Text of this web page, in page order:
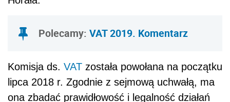
Polecamy: VAT 2019. Komentarz
Komisja ds. VAT została powołana na początku
lipca 2018 r. Zgodnie z sejmową uchwałą, ma
ona zbadać prawidłowość i legalność działań